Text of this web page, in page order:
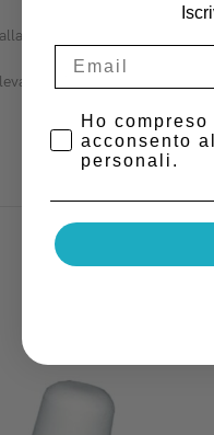
La Masticazione
Privacy Policy
Ho
acconsento
personali.